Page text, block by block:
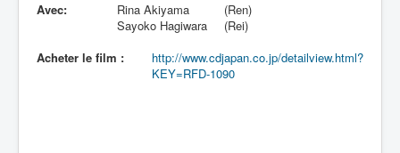
Avec:
Rina Akiyama
(Ren)
Sayoko Hagiwara
(Rei)
Acheter le film :
http://www.cdjapan.co.jp/detailview.html?
KEY=RFD-1090